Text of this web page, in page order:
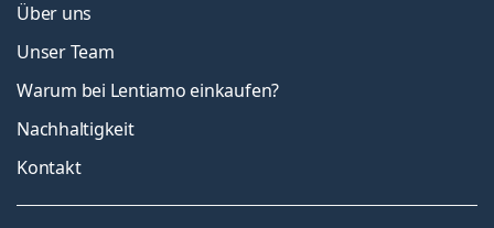
Über uns
Unser Team
Warum bei Lentiamo einkaufen?
Nachhaltigkeit
Kontakt